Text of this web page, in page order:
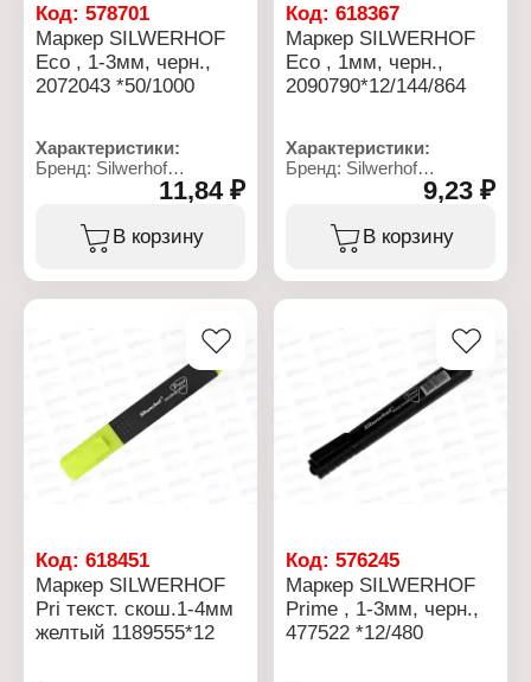
Код: 578701
Маркер SILWERHOF
Eco , 1-3мм, черн.,
2072043 *50/1000
Характеристики:
Бренд: Silwerhof
Артикул: 2072043
Тип товара: Маркер
Вид: перманентный
Ширина линии: 1-3 мм
Материал корпуса:
Форма корпуса: круглый
11,84 ₽
В корзину
Код:618367
Маркер SILWERHOF
Eco , 1мм, черн.,
2090790*12/144/864
Характеристики:
Бренд: Silwerhof
Артикул: 2090790
Тип товара: Маркер
Вариация: перманентный
Модель: "Eco"
Цвет чернил: черный
Толщина линии: 1 мм
Форма корпуса: круглый
9,23 ₽
В корзину
Код: 618451
Маркер SILWERHOF
Pri текст. скош.1-4мм
желтый 1189555*12
Код:576245
Маркер SILWERHOF
Prime , 1-3мм, черн.,
477522 *12/480